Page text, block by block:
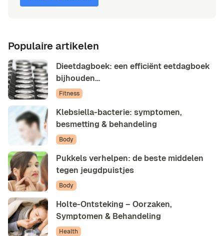
Populaire artikelen
Dieetdagboek: een efficiënt eetdagboek
bijhouden…
Fitness
Klebsiella-bacterie: symptomen,
besmetting & behandeling
Body
Pukkels verhelpen: de beste middelen
tegen jeugdpuistjes
Body
Holte-Ontsteking – Oorzaken,
Symptomen & Behandeling
Health